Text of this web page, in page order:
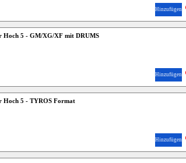
Hinzufügen
Hoch 5 - GM/XG/XF mit DRUMS
Hinzufügen
Hoch 5 - TYROS Format
Hinzufügen